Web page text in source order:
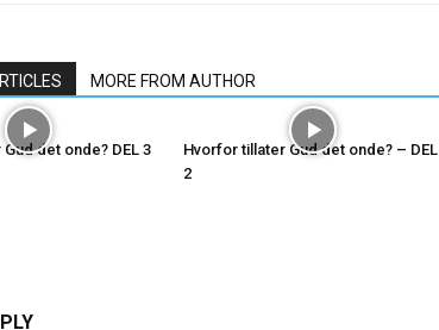
MORE FROM AUTHOR
det onde? DEL 3
Hvorfor tillater Gud det onde? – DEL
2